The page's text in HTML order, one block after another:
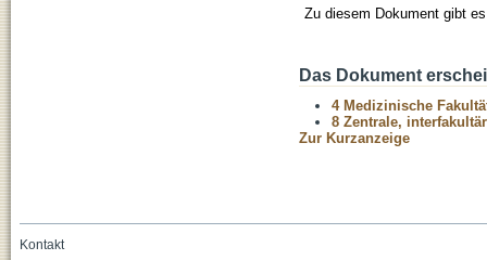
Zu diesem Dokument gibt
Das Dokument
4 Medizinische
8 Zentrale,
Zur Kurzanzeige
Kontakt